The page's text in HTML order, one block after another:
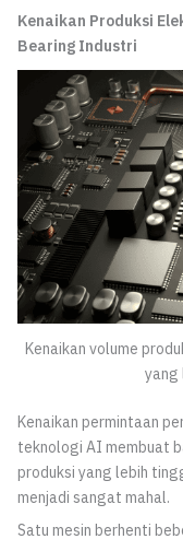
Kenaikan Produksi
Bearing Industri
Kenaikan volume
yang
Kenaikan permintaan
teknologi AI membuat
produksi yang lebih
menjadi sangat mahal.
Satu mesin berhenti